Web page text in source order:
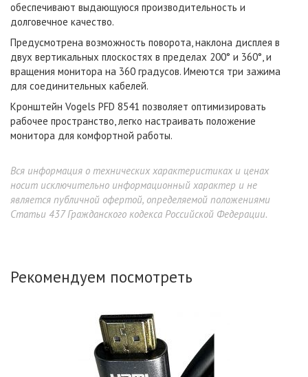
обеспечивают выдающуюся производительность и
долговечное качество.
Предусмотрена возможность поворота, наклона дисплея в
двух вертикальных плоскостях в пределах 200° и 360°, и
вращения монитора на 360 градусов. Имеются три зажима
для соединительных кабелей.
Кронштейн Vogels PFD 8541 позволяет оптимизировать
рабочее пространство, легко настраивать положение
монитора для комфортной работы.
Вся информация о технических характеристиках и ценах
носит исключительно информационный характер и не
является публичной офертой, определяемой положениями
Статьи 437 Гражданского кодекса Российской Федерации.
Рекомендуем посмотреть